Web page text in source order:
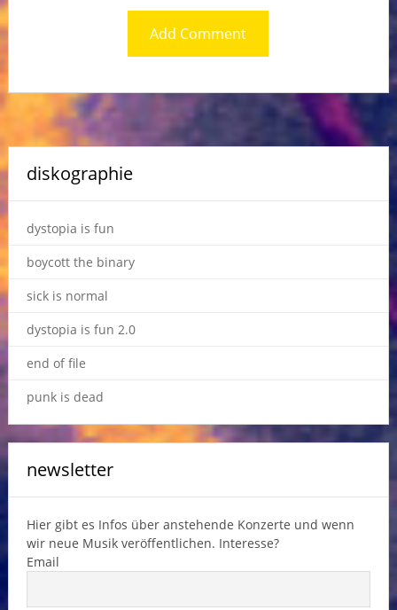
diskographie
dystopia is fun
boycott the binary
sick is normal
dystopia is fun 2.0
end of file
punk is dead
newsletter
Hier gibt es Infos über anstehende Konzerte und wenn
wir neue Musik veröffentlichen. Interesse?
Email